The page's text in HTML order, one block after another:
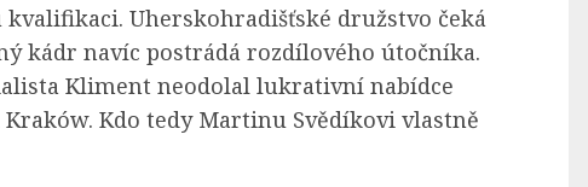
Uherskohradišťské družstvo čeká
kádr navíc postrádá rozdílového útočníka.
Kliment neodolal lukrativní nabídce
Kdo tedy Martinu Svědíkovi vlastně